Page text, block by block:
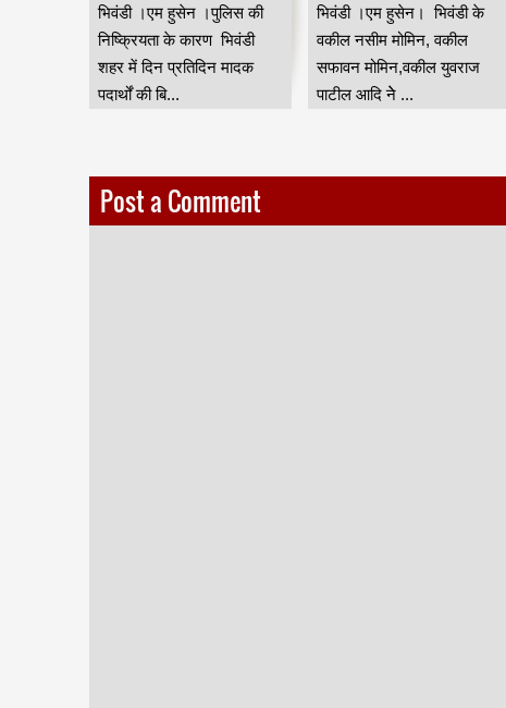
भिवंडी ।एम हुसेन ।पुलिस की
निष्क्रियता के कारण भिवंडी
शहर में दिन प्रतिदिन मादक
पदार्थों की बि...
भिवंडी ।एम हुसेन। भिवंडी के
वकील नसीम मोमिन, वकील
सफावन मोमिन,वकील युवराज
पाटील आदि नेे ...
Post a Comment